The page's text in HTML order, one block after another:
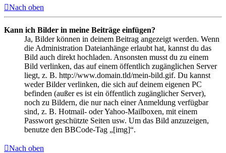
Nach oben
Kann ich Bilder in meine Beiträge einfügen?
Ja, Bilder können in deinem Beitrag angezeigt werden. Wenn
die Administration Dateianhänge erlaubt hat, kannst du das
Bild auch direkt hochladen. Ansonsten musst du zu einem
Bild verlinken, das auf einem öffentlich zugänglichen Server
liegt, z. B. http://www.domain.tld/mein-bild.gif. Du kannst
weder Bilder verlinken, die sich auf deinem eigenen PC
befinden (außer es ist ein öffentlich zugänglicher Server),
noch zu Bildern, die nur nach einer Anmeldung verfügbar
sind, z. B. Hotmail- oder Yahoo-Mailboxen, mit einem
Passwort geschützte Seiten usw. Um das Bild anzuzeigen,
benutze den BBCode-Tag „[img]“.
Nach oben